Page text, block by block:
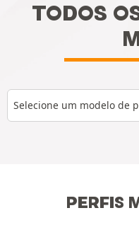
TODOS
Selecione um modelo de
PERFIS